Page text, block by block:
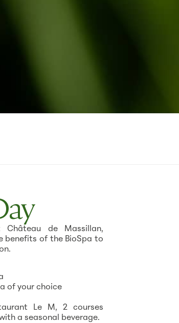
de Massillan,
benefits of the BioSpa to
of your choice
Le M, 2 courses
a seasonal beverage.